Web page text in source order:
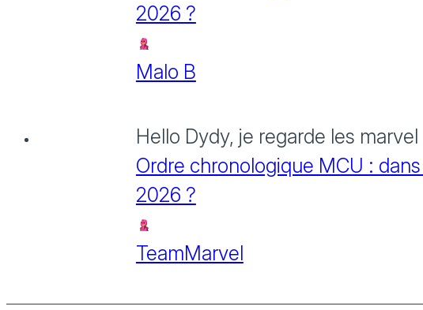
2026 ?
Malo B
Hello Dydy, je regarde les
Ordre chronologique MCU :
2026 ?
TeamMarvel